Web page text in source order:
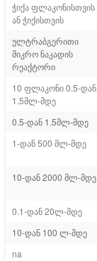
ჭიქა ფლაკონისთვის
ან ჭიქისთვის
ულტრაბგერითი
მიკრო ნაკადის
რეაქტორი
10 ფლაკონი 0.5-დან
1.5მლ-მდე
0.5-დან 1.5მლ-მდე
1-დან 500 მლ-მდე
10-დან 2000 მლ-მდე
0.1-დან 20ლ-მდე
10-დან 100 ლ-მდე
na